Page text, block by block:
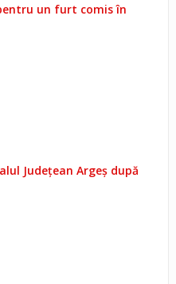
un furt comis în
Județean Argeș după